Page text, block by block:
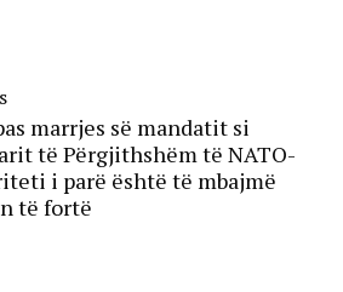
marrjes së mandatit si
të Përgjithshëm të NATO-
i parë është të mbajmë
të fortë